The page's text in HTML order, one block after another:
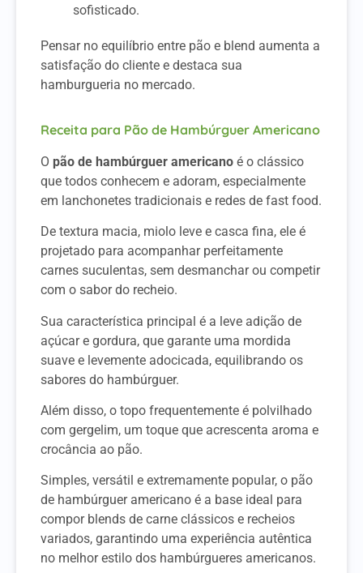
sofisticado.
Pensar no equilíbrio entre pão e blend aumenta a
satisfação do cliente e destaca sua
hamburgueria no mercado.
Receita para Pão de Hambúrguer Americano
O pão de hambúrguer americano é o clássico
que todos conhecem e adoram, especialmente
em lanchonetes tradicionais e redes de fast food.
De textura macia, miolo leve e casca fina, ele é
projetado para acompanhar perfeitamente
carnes suculentas, sem desmanchar ou competir
com o sabor do recheio.
Sua característica principal é a leve adição de
açúcar e gordura, que garante uma mordida
suave e levemente adocicada, equilibrando os
sabores do hambúrguer.
Além disso, o topo frequentemente é polvilhado
com gergelim, um toque que acrescenta aroma e
crocância ao pão.
Simples, versátil e extremamente popular, o pão
de hambúrguer americano é a base ideal para
compor blends de carne clássicos e recheios
variados, garantindo uma experiência autêntica
no melhor estilo dos hambúrgueres americanos.